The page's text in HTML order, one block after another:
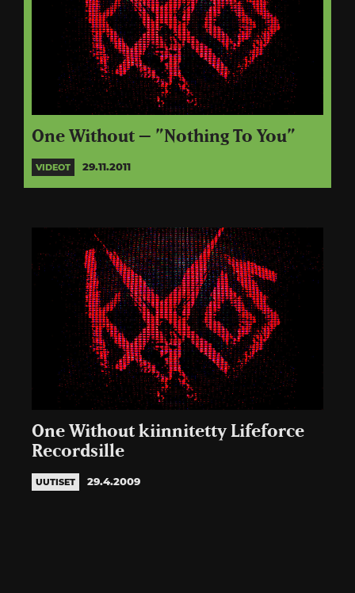
One Without – ”Nothing To You”
VIDEOT 29.11.2011
One Without kiinnitetty Lifeforce
Recordsille
UUTISET 29.4.2009